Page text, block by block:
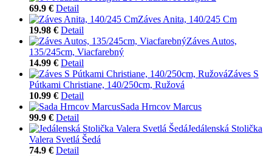
69.9 € Detail
Záves Anita, 140/245 Cm
19.98 € Detail
Záves Autos,
135/245cm, Viacfarebný
14.99 € Detail
Záves S
Pútkami Christiane, 140/250cm, Ružová
10.99 € Detail
Sada Hrncov Marcus
99.9 € Detail
Jedálenská Stolička
Valera Svetlá Šedá
74.9 € Detail